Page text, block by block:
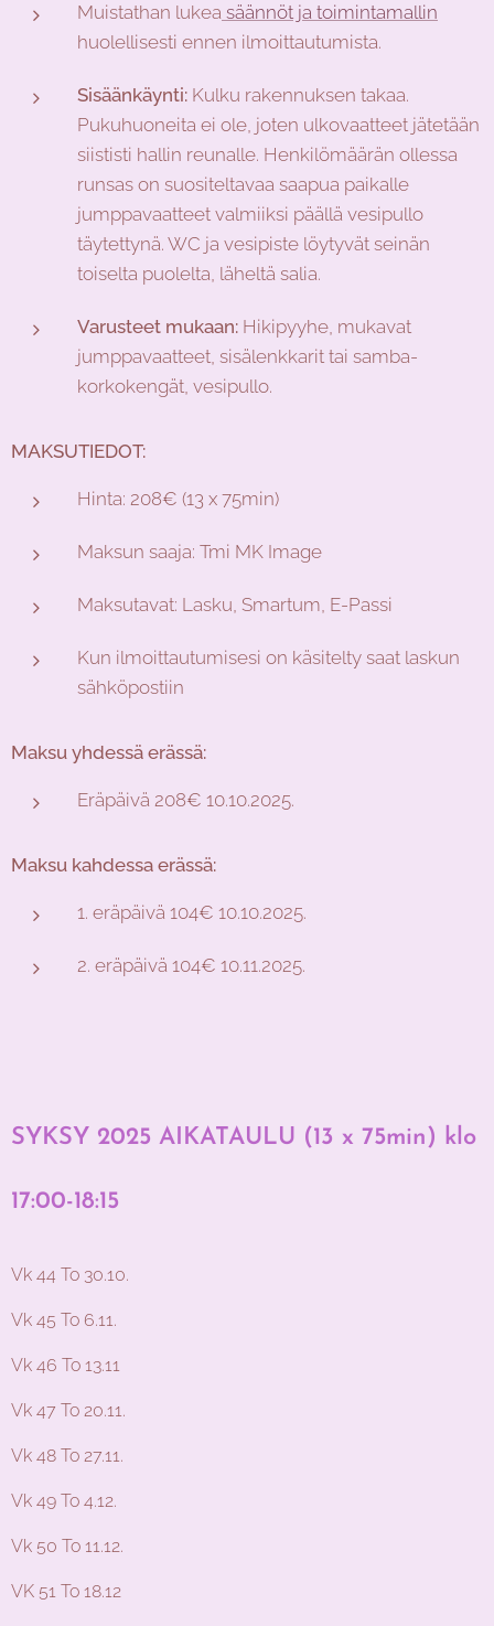
Muistathan lukea säännöt ja toimintamallin
huolellisesti ennen ilmoittautumista.
Sisäänkäynti: Kulku rakennuksen takaa.
Pukuhuoneita ei ole, joten ulkovaatteet jätetään
siististi hallin reunalle. Henkilömäärän ollessa
runsas on suositeltavaa saapua paikalle
jumppavaatteet valmiiksi päällä vesipullo
täytettynä. WC ja vesipiste löytyvät seinän
toiselta puolelta, läheltä salia.
Varusteet mukaan: Hikipyyhe, mukavat
jumppavaatteet, sisälenkkarit tai samba-
korkokengät, vesipullo.
MAKSUTIEDOT:
Hinta: 208€ (13 x 75min)
Maksun saaja: Tmi MK Image
Maksutavat: Lasku, Smartum, E-Passi
Kun ilmoittautumisesi on käsitelty saat laskun
sähköpostiin
Maksu yhdessä erässä:
Eräpäivä 208€ 10.10.2025.
Maksu kahdessa erässä:
1. eräpäivä 104€ 10.10.2025.
2. eräpäivä 104€ 10.11.2025.
SYKSY 2025 AIKATAULU (13 x 75min) klo
17:00-18:15
Vk 44 To 30.10.
Vk 45 To 6.11.
Vk 46 To 13.11
Vk 47 To 20.11.
Vk 48 To 27.11.
Vk 49 To 4.12.
Vk 50 To 11.12.
VK 51 To 18.12